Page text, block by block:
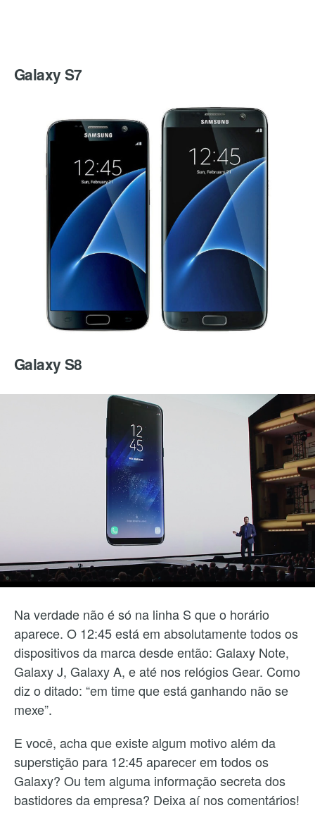
Galaxy S7
Galaxy S8
Na verdade não é só na linha S que o horário
aparece. O 12:45 está em absolutamente todos os
dispositivos da marca desde então: Galaxy Note,
Galaxy J, Galaxy A, e até nos relógios Gear. Como
diz o ditado: “em time que está ganhando não se
mexe”.
E você, acha que existe algum motivo além da
superstição para 12:45 aparecer em todos os
Galaxy? Ou tem alguma informação secreta dos
bastidores da empresa? Deixa aí nos comentários!